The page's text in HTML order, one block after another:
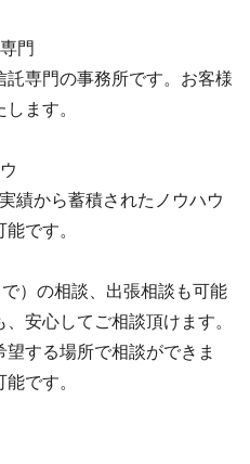
門
専門の事務所です。お客様
ます。
績から蓄積されたノウハウ
です。
）の相談、出張相談も可能
安心してご相談頂けます。
する場所で相談ができま
です。